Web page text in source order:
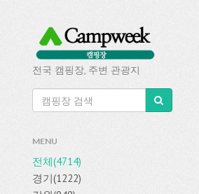
전국 캠핑장, 주변 관광지
MENU
전체(4714)
경기(1222)